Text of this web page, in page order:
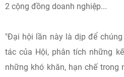
2 cộng đồng doanh nghiệp...
"Đại hội lần này là dịp để
tác của Hội, phân tích những
những khó khăn, hạn chế trong